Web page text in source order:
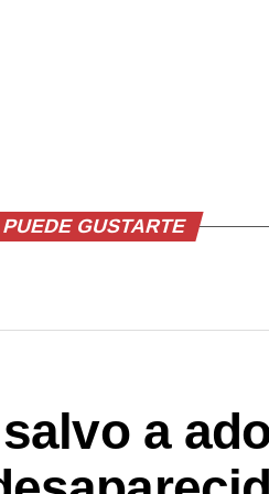
PUEDE GUSTARTE
a